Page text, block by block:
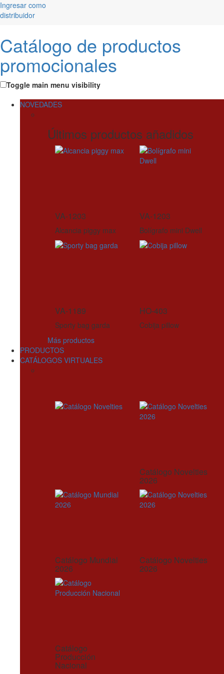
Ingresar como
distribuidor
Catálogo de productos
promocionales
Toggle main menu visibility
NOVEDADES
Últimos productos añadidos
VA-1203
Alcancia piggy max
VA-1203
Bolígrafo mini Dwell
VA-1189
Sporty bag garda
HO-403
Cobija pillow
Más productos
PRODUCTOS
CATÁLOGOS VIRTUALES
Catálogo Novelties
2026
Catálogo Mundial
2026
Catálogo Novelties
2026
Catálogo
Producción
Nacional